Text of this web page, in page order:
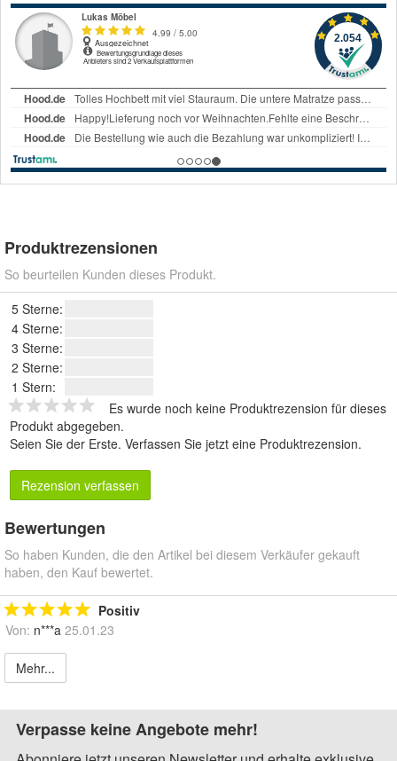
Produktrezensionen
So beurteilen Kunden dieses Produkt.
5 Sterne:
4 Sterne:
3 Sterne:
2 Sterne:
1 Stern:
Es wurde noch keine Produktrezension für dieses
Produkt abgegeben.
Seien Sie der Erste. Verfassen Sie jetzt eine Produktrezension.
Rezension verfassen
Bewertungen
So haben Kunden, die den Artikel bei diesem Verkäufer gekauft
haben, den Kauf bewertet.
Positiv
Von: n***a 25.01.23
Mehr...
Verpasse keine Angebote mehr!